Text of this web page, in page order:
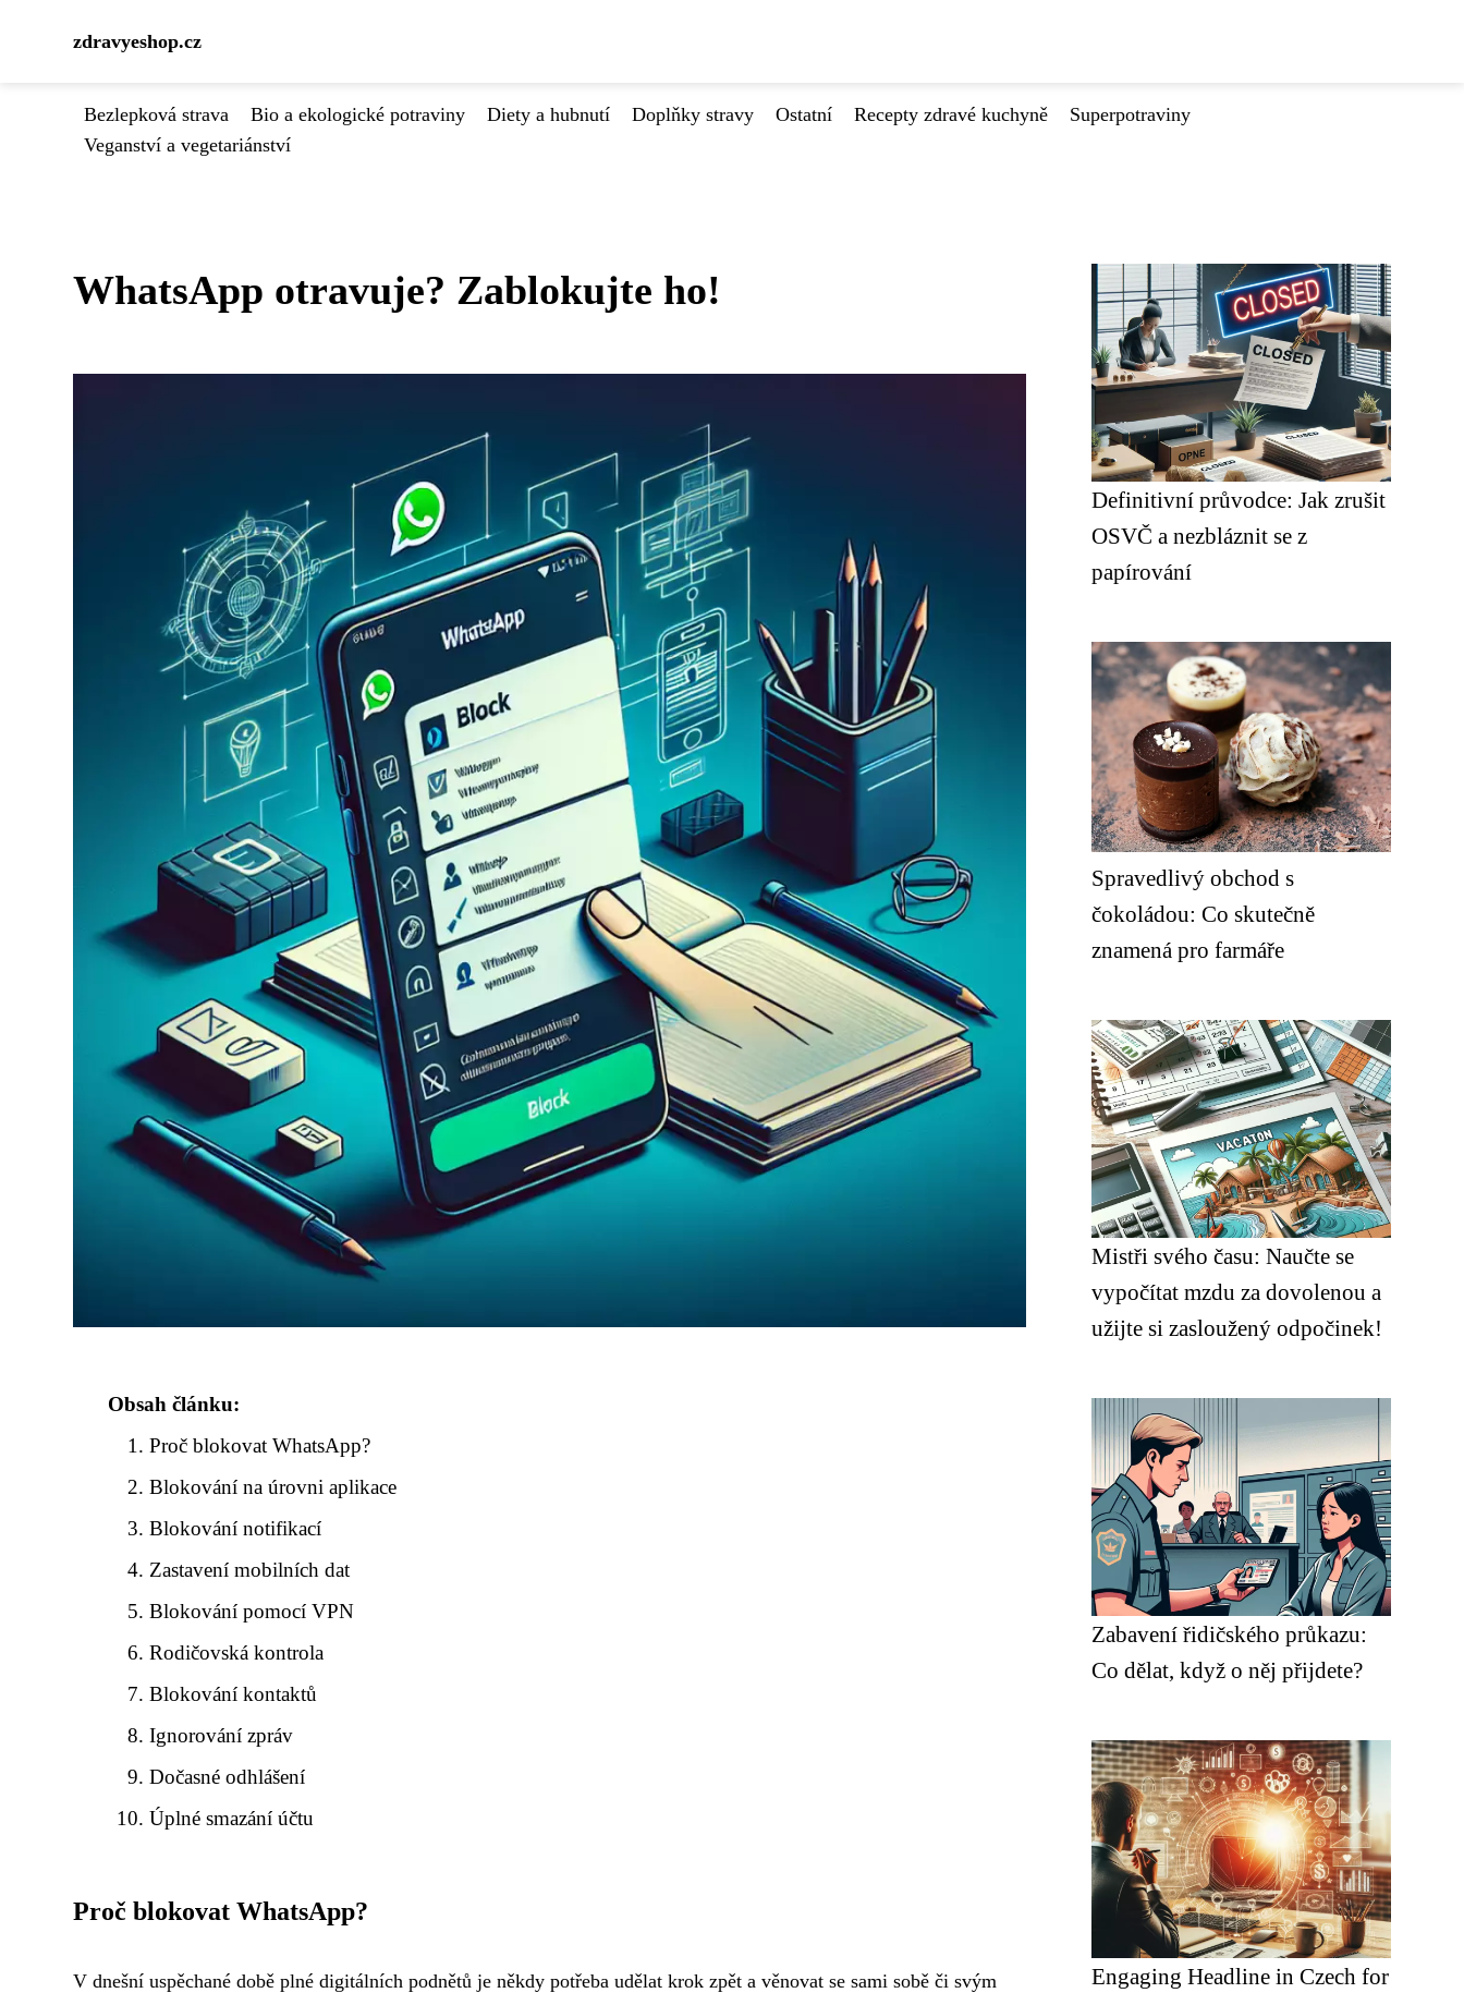
zdravyeshop.cz
Bezlepková strava Bio a ekologické potraviny Diety a hubnutí Doplňky stravy Ostatní Recepty zdravé kuchyně
Superpotraviny
Veganství a vegetariánství
WhatsApp otravuje? Zablokujte ho!
Obsah článku:
Proč blokovat WhatsApp?
Blokování na úrovni aplikace
Blokování notifikací
Zastavení mobilních dat
Blokování pomocí VPN
Rodičovská kontrola
Blokování kontaktů
Ignorování zpráv
Dočasné odhlášení
Úplné smazání účtu
Proč blokovat WhatsApp?
V dnešní uspěchané době plné digitálních podnětů je někdy potřeba udělat krok zpět a věnovat se sami sobě či svým
Definitivní průvodce: Jak zrušit
OSVČ a nezbláznit se z
papírování
Spravedlivý obchod s
čokoládou: Co skutečně
znamená pro farmáře
Mistři svého času: Naučte se
vypočítat mzdu za dovolenou a
užijte si zasloužený odpočinek!
Zabavení řidičského průkazu:
Co dělat, když o něj přijdete?
Engaging Headline in Czech for